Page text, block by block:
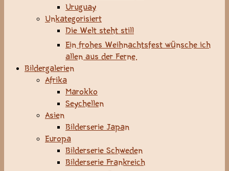
Uruguay
Unkategorisiert
Die Welt steht still
Ein frohes Weihnachtsfest wünsche ich
allen aus der Ferne.
Bildergalerien
Afrika
Marokko
Seychellen
Asien
Bilderserie Japan
Europa
Bilderserie Schweden
Bilderserie Frankreich